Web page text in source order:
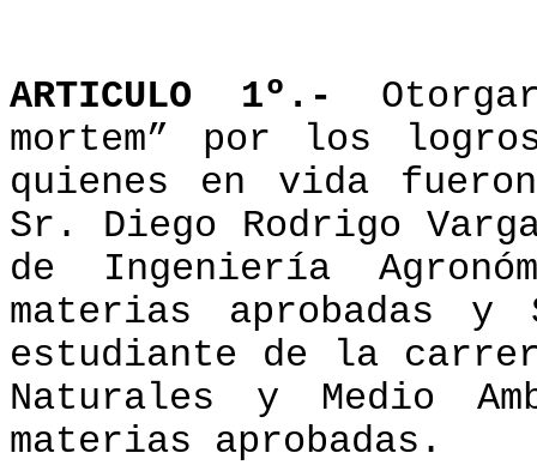
ARTICULO 1º.-
mortem” por los
quienes en vida
Sr. Diego Rodrigo
de Ingeniería
materias aprobadas y
estudiante de la
Naturales y Medio
materias aprobadas.